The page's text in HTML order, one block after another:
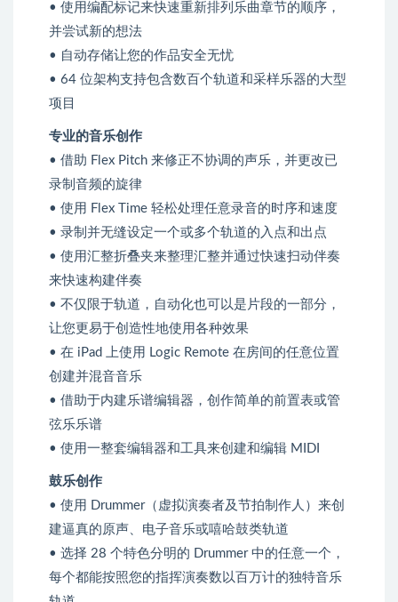
• 使用编配标记来快速重新排列乐曲章节的顺序，
并尝试新的想法
• 自动存储让您的作品安全无忧
• 64 位架构支持包含数百个轨道和采样乐器的大型
项目
专业的音乐创作
• 借助 Flex Pitch 来修正不协调的声乐，并更改已
录制音频的旋律
• 使用 Flex Time 轻松处理任意录音的时序和速度
• 录制并无缝设定一个或多个轨道的入点和出点
• 使用汇整折叠夹来整理汇整并通过快速扫动伴奏
来快速构建伴奏
• 不仅限于轨道，自动化也可以是片段的一部分，
让您更易于创造性地使用各种效果
• 在 iPad 上使用 Logic Remote 在房间的任意位置
创建并混音音乐
• 借助于内建乐谱编辑器，创作简单的前置表或管
弦乐乐谱
• 使用一整套编辑器和工具来创建和编辑 MIDI
鼓乐创作
• 使用 Drummer（虚拟演奏者及节拍制作人）来创
建逼真的原声、电子音乐或嘻哈鼓类轨道
• 选择 28 个特色分明的 Drummer 中的任意一个，
每个都能按照您的指挥演奏数以百万计的独特音乐